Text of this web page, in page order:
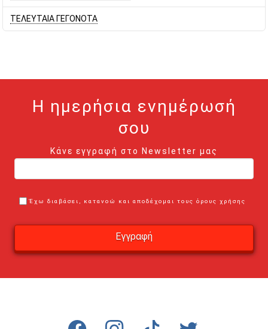
ΤΕΛΕΥΤΑΙΑ ΓΕΓΟΝΟΤΑ
Η ημερήσια ενημέρωσή
σου
Κάνε εγγραφή στο Newsletter μας
Έχω διαβάσει, κατανοώ και αποδέχομαι τους όρους χρήσης